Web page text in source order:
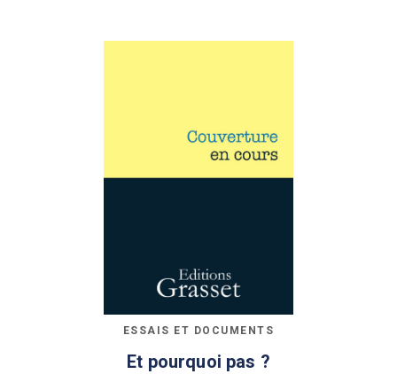
ESSAIS ET DOCUMENTS
Et pourquoi pas ?